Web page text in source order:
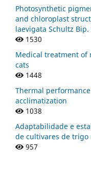
Photosynthetic
and chloroplast
laevigata Schultz
1530
Medical treatment of
cats
1448
Thermal
acclimatization
1038
Adaptabilidade e
de cultivares de trigo
957